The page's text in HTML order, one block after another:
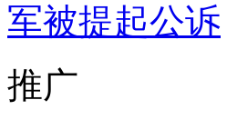
军被提起公诉
推广